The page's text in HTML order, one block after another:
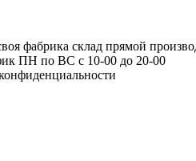
фабрика склад прямой
ПН по ВС с 10-00 до 20-00